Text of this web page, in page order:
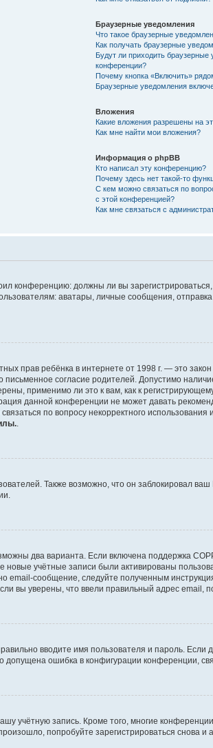
Браузерные уведомления
Что такое браузерные
Как получать браузерные
Будут ли приходить
конференции?
Почему кнопка «Включить»
Браузерные уведомления
Вложения
Какие вложения разрешены на
Как мне найти мои вложения?
Информация о phpBB
Кто написал эту конференцию?
Почему здесь нет такой-то
С кем можно связаться по
с этой конференцией?
Как мне связаться с
конференцию: должны ли вы
аватары, личные сообщения, отправка
прав ребёнка в интернете от 1998 г. — это
согласие родителей. Допустимо
применимо ли это к вам, как к
данной конференции не может давать
по вопросу некорректного
Также возможно, что он заблокировал
два варианта. Если включена поддержка
учётные записи были активированы
email-сообщение, следуйте полученным
вы уверены, что ввели правильный адрес email,
вводите имя пользователя и пароль.
ошибка в конфигурации конференции,
учётную запись. Кроме того, многие
попробуйте зарегистрироваться снова и